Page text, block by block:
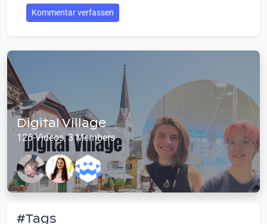
Kommentar verfassen
Digital Village
126 Videos, 3 Members
#Tags